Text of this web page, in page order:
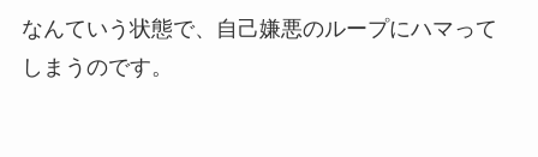
なんていう状態で、自己嫌悪のループにハマって
しまうのです。